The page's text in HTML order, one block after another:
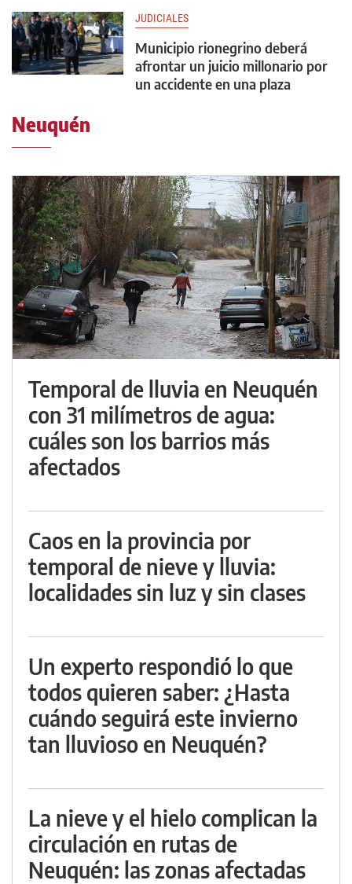
JUDICIALES
Municipio rionegrino deberá
afrontar un juicio millonario por
un accidente en una plaza
Neuquén
Temporal de lluvia en Neuquén
con 31 milímetros de agua:
cuáles son los barrios más
afectados
Caos en la provincia por
temporal de nieve y lluvia:
localidades sin luz y sin clases
Un experto respondió lo que
todos quieren saber: ¿Hasta
cuándo seguirá este invierno
tan lluvioso en Neuquén?
La nieve y el hielo complican la
circulación en rutas de
Neuquén: las zonas afectadas